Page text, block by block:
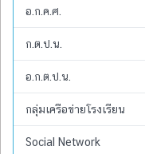
อ.ก.ค.ศ.
ก.ต.ป.น.
อ.ก.ต.ป.น.
กลุ่มเครือข่ายโรงเรียน
Social Network